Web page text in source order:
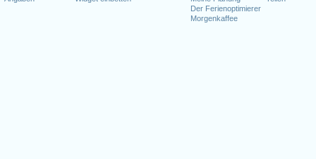
Der Ferienoptimierer
Morgenkaffee